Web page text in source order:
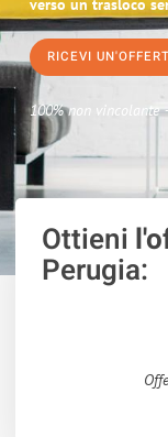
verso un trasloco
RICEVI
100% non
Ottieni
Perugia: